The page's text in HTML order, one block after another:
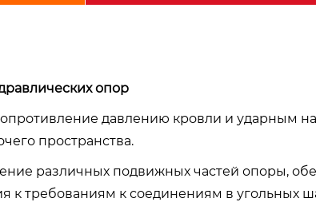
опор
давлению кровли и ударным
пространства.
различных подвижных частей опоры,
к требованиям к соединениям в угольных